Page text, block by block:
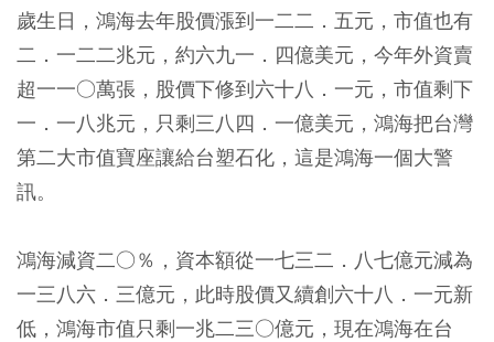
歲生日，鴻海去年股價漲到一二二．五元，市值也有
二．一二二兆元，約六九一．四億美元，今年外資賣
超一一○萬張，股價下修到六十八．一元，市值剩下
一．一八兆元， 只剩三八四．一億美元，鴻海把台灣
第二大市值寶座讓給台塑石化，這是鴻海一個大警
訊。
鴻海減資二○％，資本額從一七三二．八七億元減為
一三八六．三億元，此時股價又續創六十八．一元新
低，鴻海市值只剩一兆二三○億元，現在鴻海在台